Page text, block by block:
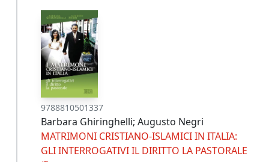
9788810501337
Barbara Ghiringhelli; Augusto Negri
MATRIMONI CRISTIANO-ISLAMICI IN ITALIA:
GLI INTERROGATIVI IL DIRITTO LA PASTORALE